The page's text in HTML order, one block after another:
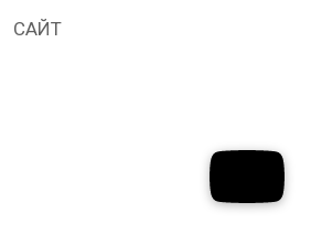
САЙТ